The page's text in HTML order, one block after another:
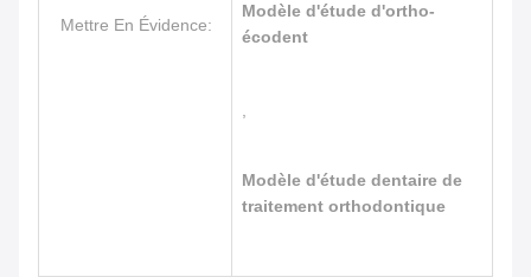
Mettre En Évidence:
Modèle d'étude d'ortho-
écodent
Modèle d'étude dentaire de
traitement orthodontique